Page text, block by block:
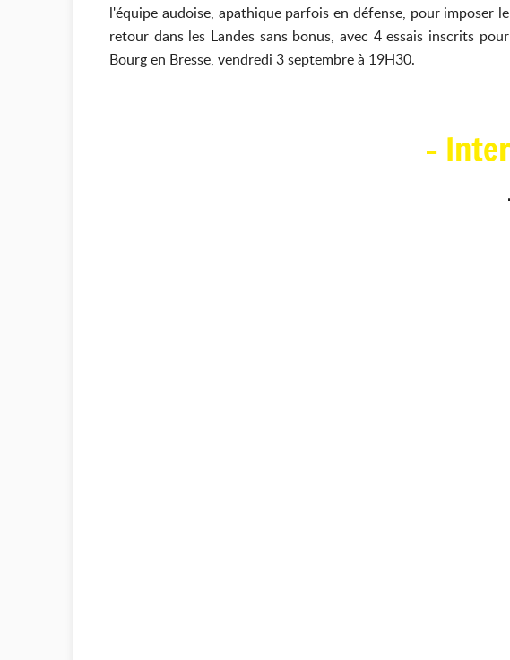
l'équipe audoise, apathique parfois en défense, pour imposer
retour dans les Landes sans bonus, avec 4 essais inscrits
Bourg en Bresse, vendredi 3 septembre à 19H30.
-